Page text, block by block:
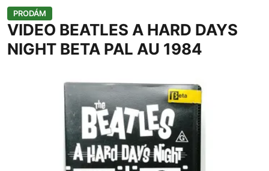
PRODÁM
VIDEO BEATLES A HARD DAYS
NIGHT BETA PAL AU 1984